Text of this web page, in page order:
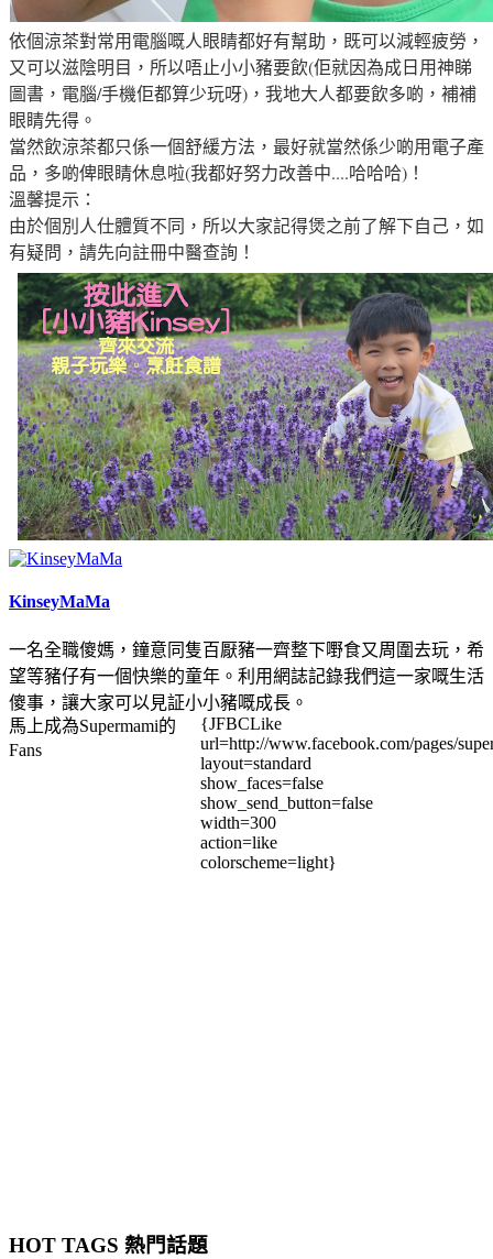
依個涼茶對常用電腦嘅人眼睛都好有幫助 ，既可以減輕疲勞 ，
又可以滋陰明目 ，所以唔止小小豬要飲(佢就因為成日用神睇
圖書 ，電腦/手機佢都算少玩呀) ，我地大人都要飲多啲 ，補補
眼睛先得 。
當然飲涼茶都只係一個舒緩方法 ，最好就當然係少啲用電子產
品 ，多啲俾眼睛休息啦(我都好努力改善中....哈哈哈) ！
溫馨提示：
由於個別人仕體質不同，所以大家記得煲之前了解下自己，如
有疑問，請先向註冊中醫查詢！
KinseyMaMa
一名全職傻媽，鐘意同隻百厭豬一齊整下嘢食又周圍去玩，希
望等豬仔有一個快樂的童年。利用網誌記錄我們這一家嘅生活
傻事，讓大家可以見証小小豬嘅成長。
馬上成為Supermami的
Fans
{JFBCLike
url=http://www.facebook.com/pages/
layout=standard
show_faces=false
show_send_button=false
width=300
action=like
colorscheme=light}
HOT TAGS 熱門話題